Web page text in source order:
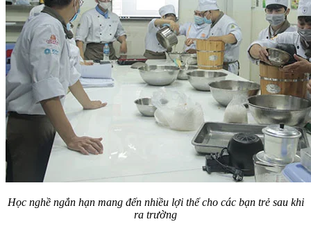
Học nghề ngắn hạn mang đến nhiều lợi thế cho các bạn trẻ sau khi
ra trường